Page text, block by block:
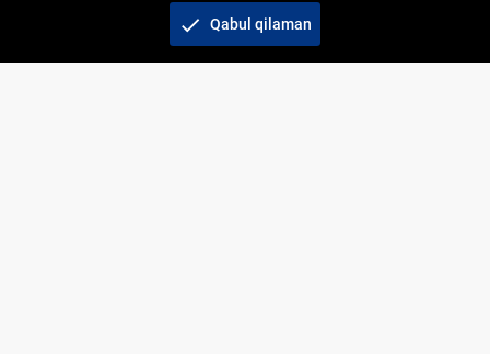
tashkil etish" AJ. Barcha huquqlar himoyalangan
check Qabul qilaman